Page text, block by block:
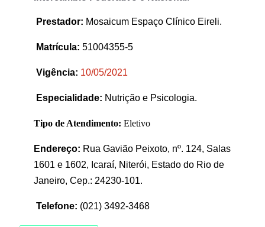
Prestador: Mosaicum Espaço Clínico Eireli.
Matrícula: 51004355-5
Vigência: 10/05/2021
Especialidade: Nutrição e Psicologia.
Tipo de Atendimento: Eletivo
Endereço: Rua Gavião Peixoto, nº. 124, Salas
1601 e 1602, Icaraí, Niterói, Estado do Rio de
Janeiro, Cep.: 24230-101.
Telefone: (021) 3492-3468